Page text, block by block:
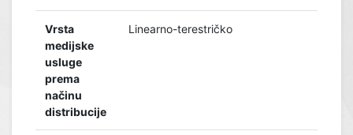
Vrsta
medijske
usluge
prema
načinu
distribucije
Linearno-terestričko